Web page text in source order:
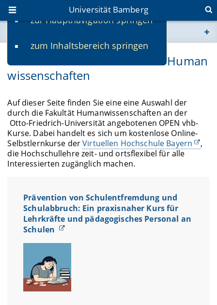
zur Hauptnavigation springen
zum Inhaltsbereich springen
Universität Bamberg
www.uni-bamberg.de
univis.uni-bamberg.de
fis.uni-bamberg.de
OPEN vhb Kurse der Fakultät Human
wissenschaften
Auf dieser Seite finden Sie eine eine Auswahl der
durch die Fakultät Humanwissenschaften an der
Otto-Friedrich-Universität angebotenen OPEN vhb-
Kurse. Dabei handelt es sich um kostenlose Online-
Selbstlernkurse derVirtuellen Hochschule Bayern
,
die Hochschullehre zeit- und ortsflexibel für alle
Interessierten zugänglich machen.
Prävention von Schulentfremdung und
Schulabbruch: Ein praxisnaher Kurs für
Lehrkräfte und pädagogisches Personal an
Schulen